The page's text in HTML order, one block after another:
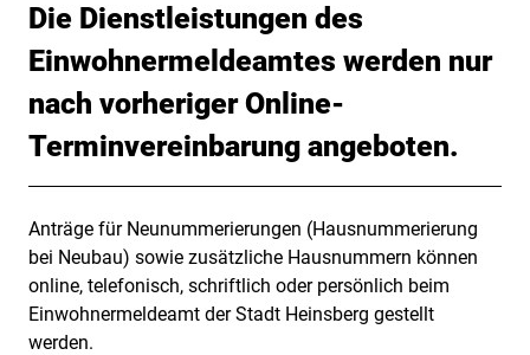
Kurzbeschreibung
Die Dienstleistungen des
Einwohnermeldeamtes werden nur
nach vorheriger Online-
Terminvereinbarung angeboten.
Beschreibung
Anträge für Neunummerierungen (Hausnummerierung
bei Neubau) sowie zusätzliche Hausnummern können
online, telefonisch, schriftlich oder persönlich beim
Einwohnermeldeamt der Stadt Heinsberg gestellt
werden.